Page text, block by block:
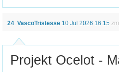
24: VascoTristesse 10 Jul 2026 16:15
Projekt Ocelot -